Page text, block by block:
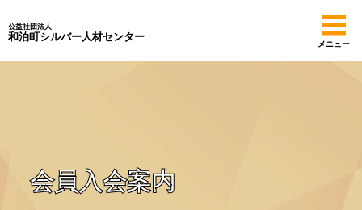
公益社団法人
和泊町シルバー人材センター
メニュー
会員入会案内